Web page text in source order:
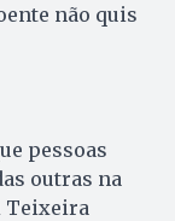
não quis
pessoas
outras na
Teixeira